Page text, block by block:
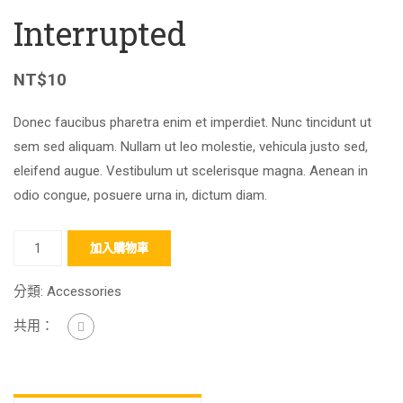
Interrupted
NT$10
Donec faucibus pharetra enim et imperdiet. Nunc tincidunt ut
sem sed aliquam. Nullam ut leo molestie, vehicula justo sed,
eleifend augue. Vestibulum ut scelerisque magna. Aenean in
odio congue, posuere urna in, dictum diam.
加入購物車
分類: Accessories
共用：